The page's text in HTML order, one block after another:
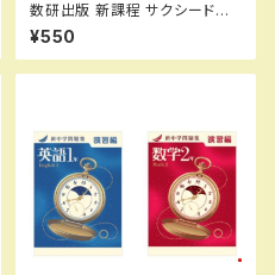
数研出版 新課程 サクシード数
学A 完成ノート 図形の性質
新品 問題集本体のみ 別冊
解答なし ISBN：978441072
¥550